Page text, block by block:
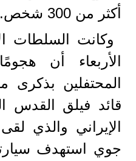
أكثر من 300 شخص.
وكانت السلطات
الأربعاء أن
المحتفلين بذكرى
قائد فيلق القدس
الإيراني والذي
جوي استهدف